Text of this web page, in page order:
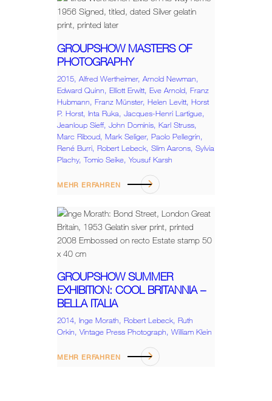
GROUPSHOW MASTERS OF
PHOTOGRAPHY
2015, Alfred Wertheimer, Arnold Newman,
Edward Quinn, Elliott Erwitt, Eve Arnold, Franz
Hubmann, Franz Münster, Helen Levitt, Horst
P. Horst, Inta Ruka, Jacques-Henri Lartigue,
Jeanloup Sieff, John Dominis, Karl Struss,
Marc Riboud, Mark Seliger, Paolo Pellegrin,
René Burri, Robert Lebeck, Slim Aarons, Sylvia
Plachy,Tomio Seike, Yousuf Karsh
MEHR ERFAHREN
GROUPSHOW SUMMER
EXHIBITION: COOL BRITANNIA –
BELLA ITALIA
2014, Inge Morath, Robert Lebeck, Ruth
Orkin, Vintage Press Photograph, William Klein
MEHR ERFAHREN